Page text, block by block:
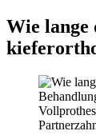
Wie lange